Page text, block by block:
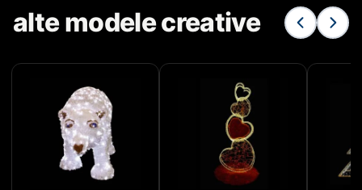
alte modele creative